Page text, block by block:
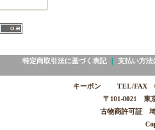
特定商取引法に基づく表記｜ 支払い方法
キーポン TEL/FAX
〒101-0021 東
古物商許可証